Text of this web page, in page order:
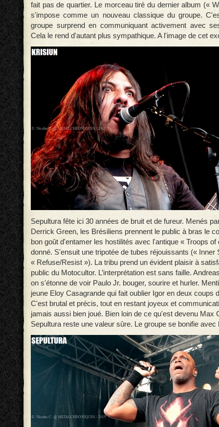
fait pas de quartier. Le morceau tiré du dernier album («
s'impose comme un nouveau classique du groupe.
groupe surprend en communiquant activement avec
Cela le rend d'autant plus sympathique. A l'image de cet
Sepultura fête ici 30 années de bruit et de fureur. Menés
Derrick Green, les Brésiliens prennent le public à bras le
bon goût d'entamer les hostilités avec l'antique « Troops of
donné. S'ensuit une tripotée de tubes réjouissants (« Inner
« Refuse/Resist »). La tribu prend un évident plaisir à
public du Motocultor. L’interprétation est sans faille.
on s'étonne de voir Paulo Jr. bouger, sourire et hurler.
jeune Eloy Casagrande qui fait oublier Igor en deux coups
C'est brutal et précis, tout en restant joyeux et
jamais aussi bien joué. Bien loin de ce qu'est devenu Max
Sepultura reste une valeur sûre. Le groupe se bonifie avec